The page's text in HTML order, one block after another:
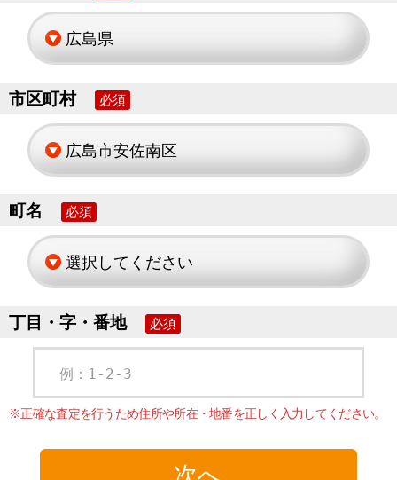
市区町村 必須
町名 必須
丁目・字・番地 必須
例：1-2-3
※正確な査定を行うため住所や所在・地番を正しく入力してください。